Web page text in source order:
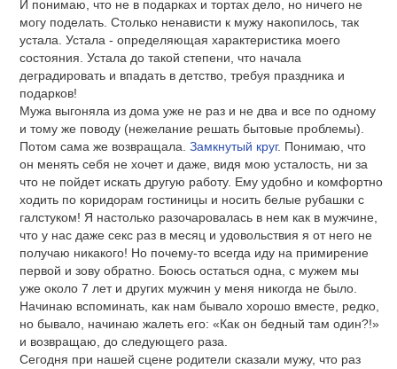
И понимаю, что не в подарках и тортах дело, но ничего не
могу поделать. Столько ненависти к мужу накопилось, так
устала. Устала - определяющая характеристика моего
состояния. Устала до такой степени, что начала
деградировать и впадать в детство, требуя праздника и
подарков!
Мужа выгоняла из дома уже не раз и не два и все по одному
и тому же поводу (нежелание решать бытовые проблемы).
Потом сама же возвращала. Замкнутый круг. Понимаю, что
он менять себя не хочет и даже, видя мою усталость, ни за
что не пойдет искать другую работу. Ему удобно и комфортно
ходить по коридорам гостиницы и носить белые рубашки с
галстуком! Я настолько разочаровалась в нем как в мужчине,
что у нас даже секс раз в месяц и удовольствия я от него не
получаю никакого! Но почему-то всегда иду на примирение
первой и зову обратно. Боюсь остаться одна, с мужем мы
уже около 7 лет и других мужчин у меня никогда не было.
Начинаю вспоминать, как нам бывало хорошо вместе, редко,
но бывало, начинаю жалеть его: «Как он бедный там один?!»
и возвращаю, до следующего раза.
Сегодня при нашей сцене родители сказали мужу, что раз